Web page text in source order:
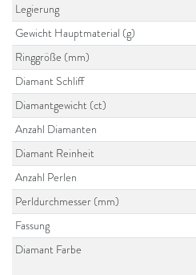
Legierung
Gewicht Hauptmaterial (g)
Ringgröße (mm)
Diamant Schliff
Diamantgewicht (ct)
Anzahl Diamanten
Diamant Reinheit
Anzahl Perlen
Perldurchmesser (mm)
Fassung
Diamant Farbe